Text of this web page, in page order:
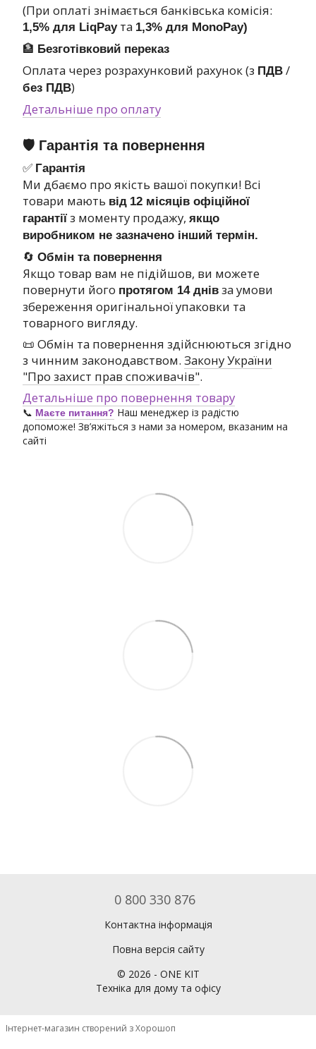
(При оплаті знімається банківська комісія:
1,5% для LiqPayта 1,3% для MonoPay)
🏦 Безготівковий переказ
Оплата через розрахунковий рахунок (з ПДВ /
без ПДВ)
Детальніше про оплату
🛡 Гарантія та повернення
✅ Гарантія
Ми дбаємо про якість вашої покупки! Всі
товари мають від 12 місяців офіційної
гарантії з моменту продажу, якщо
виробником не зазначено інший термін.
🔄 Обмін та повернення
Якщо товар вам не підійшов, ви можете
повернути його протягом 14 днів за умови
збереження оригінальної упаковки та
товарного вигляду.
📜 Обмін та повернення здійснюються згідно
з чинним законодавством. Закону України
"Про захист прав споживачів".
Детальніше про повернення товару
📞 Маєте питання? Наш менеджер із радістю
допоможе! Зв’яжіться з нами за номером, вказаним на
сайті
0 800 330 876
Контактна інформація
Повна версія сайту
© 2026 - ONE KIT
Техніка для дому та офісу
Інтернет-магазин створений з Хорошоп